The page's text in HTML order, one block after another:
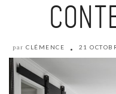
par CLÉMENCE 21